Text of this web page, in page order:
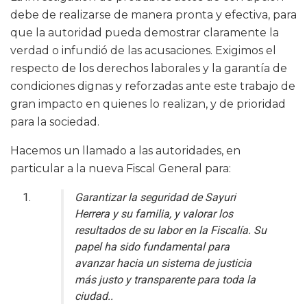
debe de realizarse de manera pronta y efectiva, para
que la autoridad pueda demostrar claramente la
verdad o infundió de las acusaciones. Exigimos el
respecto de los derechos laborales y la garantía de
condiciones dignas y reforzadas ante este trabajo de
gran impacto en quienes lo realizan, y de prioridad
para la sociedad.
Hacemos un llamado a las autoridades, en
particular a la nueva Fiscal General para:
Garantizar la seguridad de Sayuri
Herrera y su familia, y valorar los
resultados de su labor en la Fiscalía. Su
papel ha sido fundamental para
avanzar hacia un sistema de justicia
más justo y transparente para toda la
ciudad..